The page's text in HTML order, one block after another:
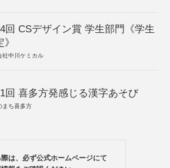
回 CSデザイン賞 学生部門《学生
社中川ケミカル
回 喜多方発感じる漢字あそび
まち喜多方
は、必ず公式ホームページにて